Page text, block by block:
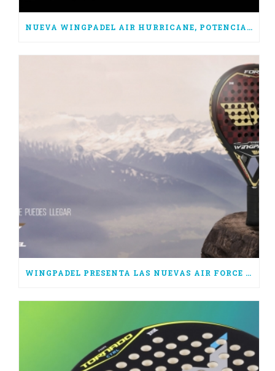
NUEVA WINGPADEL AIR HURRICANE, POTENCIA PURA
WINGPADEL PRESENTA LAS NUEVAS AIR FORCE 3.0